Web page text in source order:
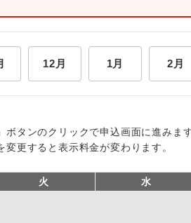
12月 1月 2月
ボタンのクリックで申込画面に進みます
変更すると表示料金が変わります。
火 水